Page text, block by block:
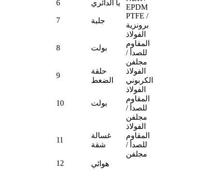
6 يا الدائري
EPDM
7
جلبة
PTFE /
برونزية
8 بولت
الفولاذ
المقاوم
للصدأ /
مجلفن
9
حلقة
الضغط
الفولاذ
الكربوني
10 بولت
الفولاذ
المقاوم
للصدأ /
مجلفن
11
غسالة
شقة
الفولاذ
المقاوم
للصدأ /
مجلفن
12
هوائي